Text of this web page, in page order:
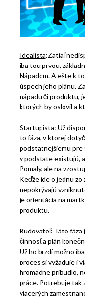
Idealista:Zatiaľ
iba tou prvou,
Nápadom. A ešte k
úspech jeho plánu.
nápadu či produktu,
ktorých by oslovil a
Startupista: Už
to fáza, v ktorej
podstatnejšiemu pre
v podstate existujú,
Pomaly, ale na
Keďže ide o jednu zo
nepokrývajú
je orientácia na
produktu.
Budovateľ: Táto fáza
činnosť a plán
Už ho brzdí možno
proces si vyžaduje i
hromadne pribudlo,
práce. Potrebuje tak
viacerých